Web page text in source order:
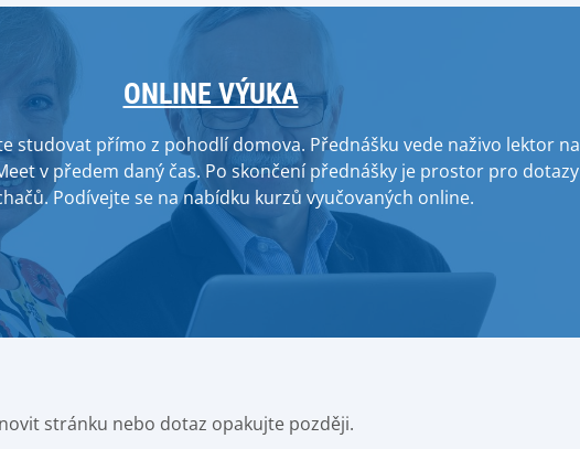
ONLINE VÝUKA
studovat přímo z pohodlí domova. Přednášku vede naživo lektor na
v předem daný čas. Po skončení přednášky je prostor pro dotazy
Podívejte se na nabídku kurzů vyučovaných online.
stránku nebo dotaz opakujte později.